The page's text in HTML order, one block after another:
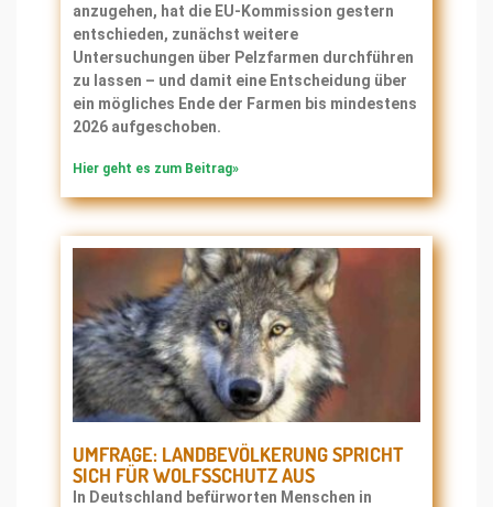
anzugehen, hat die EU-Kommission gestern
entschieden, zunächst weitere
Untersuchungen über Pelzfarmen durchführen
zu lassen – und damit eine Entscheidung über
ein mögliches Ende der Farmen bis mindestens
2026 aufgeschoben.
Hier geht es zum Beitrag»
UMFRAGE: LANDBEVÖLKERUNG SPRICHT
SICH FÜR WOLFSSCHUTZ AUS
In Deutschland befürworten Menschen in